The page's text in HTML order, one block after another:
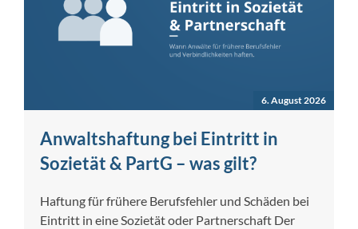
6. August 2026
Anwaltshaftung bei Eintritt in
Sozietät & PartG – was gilt?
Haftung für frühere Berufsfehler und Schäden bei
Eintritt in eine Sozietät oder Partnerschaft Der